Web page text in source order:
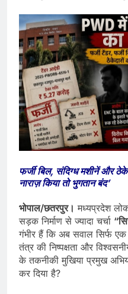
फर्जी बिल, संदिग्ध मशीनें और
नाराज़ किया तो भुगतान बंद’
भोपाल/छतरपुर। मध्यप्रदेश
सड़क निर्माण से ज्यादा चर्चा
गंभीर हैं कि अब सवाल सिर्फ एक
तंत्र की निष्पक्षता और
के तकनीकी मुखिया प्रमुख
कर दिया है?